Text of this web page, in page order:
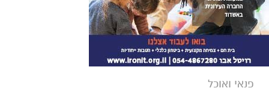
פנאי ואוכל